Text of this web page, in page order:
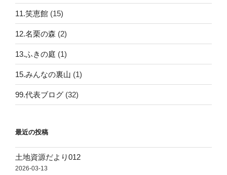
11.笑恵館 (15)
12.名栗の森 (2)
13.ふきの庭 (1)
15.みんなの裏山 (1)
99.代表ブログ (32)
最近の投稿
土地資源だより012
2026-03-13